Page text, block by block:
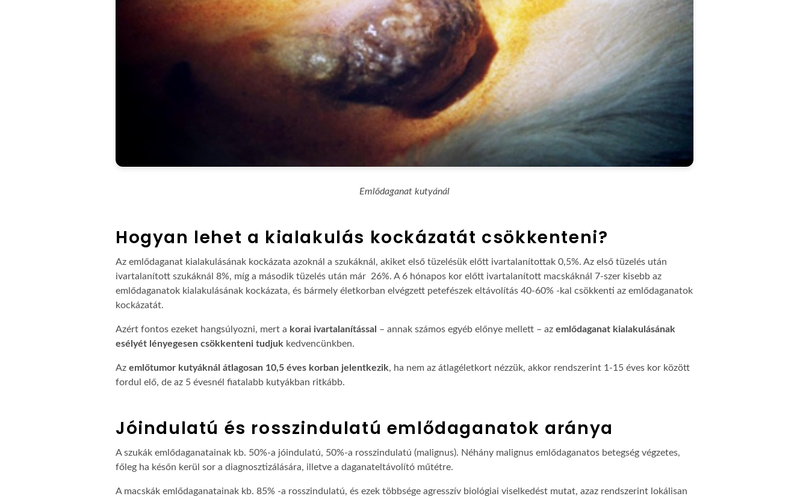
Emlődaganat kutyánál
Hogyan lehet a kialakulás kockázatát csökkenteni?
Az emlődaganat kialakulásának kockázata azoknál a szukáknál, akiket első tüzelésük előtt ivartalanítottak 0,5%. Az első tüzelés után
ivartalanított szukáknál 8%, míg a második tüzelés után már 26%. A 6 hónapos kor előtt ivartalanított macskáknál 7-szer kisebb az
emlődaganatok kialakulásának kockázata, és bármely életkorban elvégzett petefészek eltávolítás 40-60% -kal csökkenti az emlődaganatok
kockázatát.
Azért fontos ezeket hangsúlyozni, mert a korai ivartalanítással – annak számos egyéb előnye mellett – az emlődaganat kialakulásának
esélyét lényegesen csökkenteni tudjuk kedvencünkben.
Az emlőtumor kutyáknál átlagosan 10,5 éves korban jelentkezik, ha nem az átlagéletkort nézzük, akkor rendszerint 1-15 éves kor között
fordul elő, de az 5 évesnél fiatalabb kutyákban ritkább.
Jóindulatú és rosszindulatú emlődaganatok aránya
A szukák emlődaganatainak kb. 50%-a jóindulatú, 50%-a rosszindulatú (malignus). Néhány malignus emlődaganatos betegség végzetes,
főleg ha későn kerül sor a diagnosztizálására, illetve a daganateltávolító műtétre.
A macskák emlődaganatainak kb. 85% -a rosszindulatú, és ezek többsége agresszív biológiai viselkedést mutat, azaz rendszerint lokálisan